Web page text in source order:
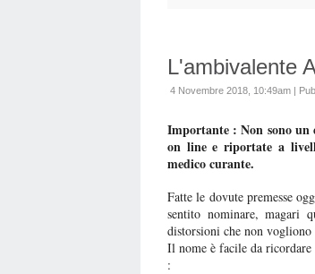
L'ambivalente
4 Novembre 2018, 10:49am |
Importante : Non sono un
on line e riportate a
medico curante.
Fatte le dovute premesse
sentito nominare, magari
distorsioni che non vogliono
Il nome è facile da ricordare
: